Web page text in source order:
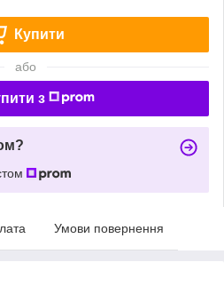
Купити
або
з
Умови повернення